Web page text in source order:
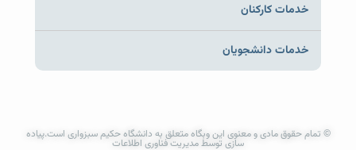
خدمات کارکنان
خدمات دانشجویان
© تمام حقوق مادی و معنوی این وبگاه متعلق به دانشگاه حکیم سبزواری است.پیاده
سازی توسط مدیریت فناوری اطلاعات